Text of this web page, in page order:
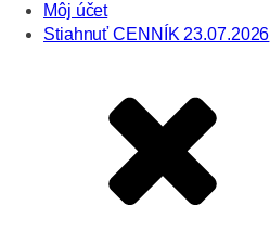
Môj účet
Stiahnuť CENNÍK 23.07.2026